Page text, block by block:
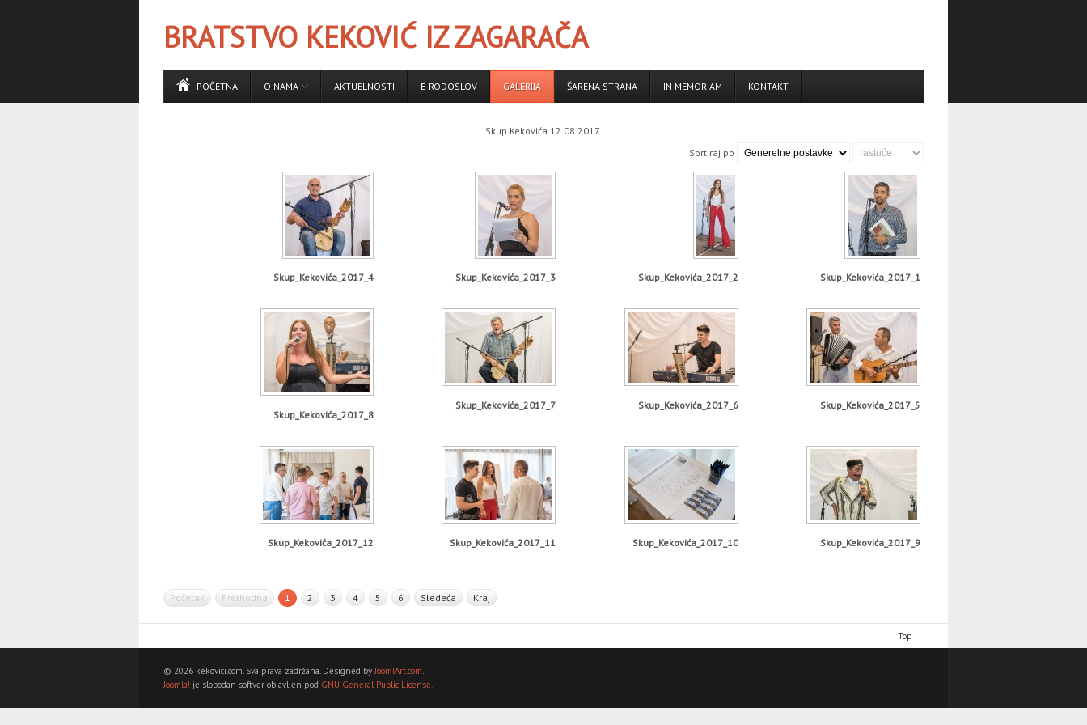
BRATSTVO KEKOVIĆ IZ ZAGARAČA
POČETNA O NAMA AKTUELNOSTI E-RODOSLOV GALERIJA ŠARENA STRANA IN MEMORIAM KONTAKT
Skup Kekovića 12.08.2017.
Sortiraj po
Skup_Kekovića_2017_1
Skup_Kekovića_2017_2
Skup_Kekovića_2017_3
Skup_Kekovića_2017_4
Skup_Kekovića_2017_5
Skup_Kekovića_2017_6
Skup_Kekovića_2017_7
Skup_Kekovića_2017_8
Skup_Kekovića_2017_9
Skup_Kekovića_2017_10
Skup_Kekovića_2017_11
Skup_Kekovića_2017_12
Početak Prethodna 1 2 3 4 5 6 Sledeća Kraj
Top
© 2026 kekovici.com. Sva prava zadržana. Designed byJoomlArt.com.
Joomla! je slobodan softver objavljen pod GNU General Public License.